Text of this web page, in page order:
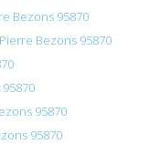
Bezons 95870
Bezons 95870
95870
95870